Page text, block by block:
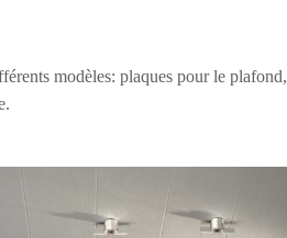
modèles: plaques pour le plafond,